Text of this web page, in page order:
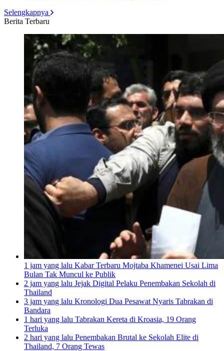
Selengkapnya
Berita Terbaru
1 jam yang lalu Kabar Terbaru Mojtaba Khamenei Usai Lima
Bulan Tak Muncul ke Publik
2 jam yang lalu Jejak Digital Pelaku Penembakan Sekolah di
Thailand
3 jam yang lalu Kronologi Dua Pesawat Nyaris Tabrakan di
Bandara
1 hari yang lalu Tabrakan Kereta di Kroasia, 19 Orang
Terluka
2 hari yang lalu Penembakan Brutal ke Sekolah Elite di
Thailand, 7 Orang Tewas